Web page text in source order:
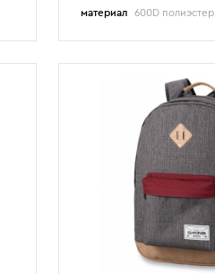
материал
600D полиэстер